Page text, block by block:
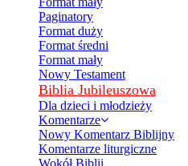
Paginatory
Format duży
Format średni
Format mały
Nowy Testament
Biblia Jubileuszowa
Dla dzieci i młodzieży
Komentarze
Nowy Komentarz Biblijny
Komentarze liturgiczne
Wokół Biblii